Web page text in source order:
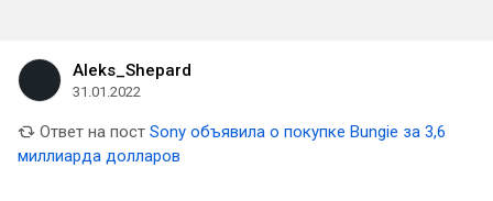
Aleks_Shepard
31.01.2022
Ответ на пост Sony объявила о покупке Bungie за 3,6
миллиарда долларов